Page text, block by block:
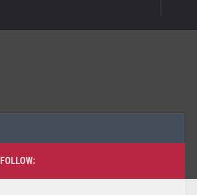
FOLLOW: